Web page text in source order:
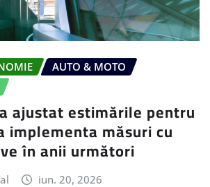
AUTO & MOTO
ajustat estimările pentru
implementa măsuri cu
în anii următori
iun. 20, 2026